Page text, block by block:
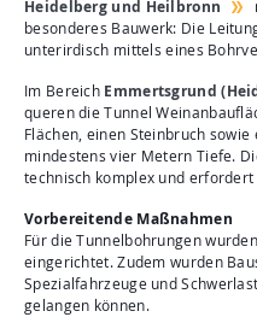
Heidelberg und Heilbronn
besonderes Bauwerk: Die
unterirdisch mittels eines
Im Bereich Emmertsgrund
queren die Tunnel
Flächen, einen Steinbruch
mindestens vier Metern Tiefe.
technisch komplex und
Vorbereitende Maßnahmen
Für die Tunnelbohrungen
eingerichtet. Zudem wurden
Spezialfahrzeuge und
gelangen können.